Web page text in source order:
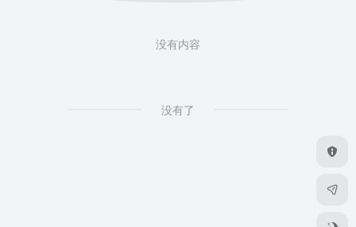
没有内容
没有了